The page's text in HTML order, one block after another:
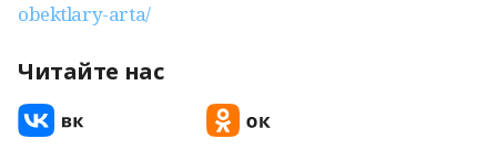
obektlary-arta/
Читайте нас